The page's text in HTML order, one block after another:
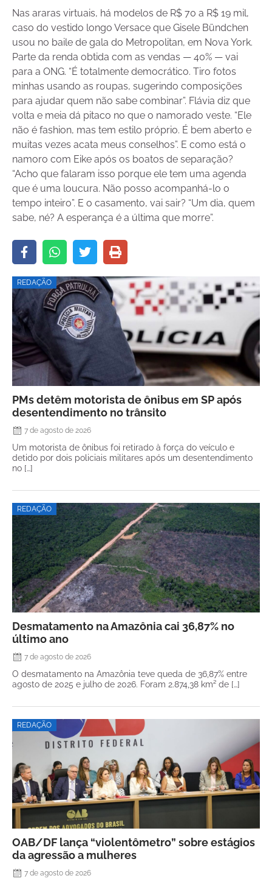
Nas araras virtuais, há modelos de R$ 70 a R$ 19 mil,
caso do vestido longo Versace que Gisele Bündchen
usou no baile de gala do Metropolitan, em Nova York.
Parte da renda obtida com as vendas — 40% — vai
para a ONG. “É totalmente democrático. Tiro fotos
minhas usando as roupas, sugerindo composições
para ajudar quem não sabe combinar”. Flávia diz que
volta e meia dá pitaco no que o namorado veste. “Ele
não é fashion, mas tem estilo próprio. É bem aberto e
muitas vezes acata meus conselhos”. E como está o
namoro com Eike após os boatos de separação?
“Acho que falaram isso porque ele tem uma agenda
que é uma loucura. Não posso acompanhá-lo o
tempo inteiro”. E o casamento, vai sair? “Um dia, quem
sabe, né? A esperança é a última que morre”.
REDAÇÃO
PMs detêm motorista de ônibus em SP após
desentendimento no trânsito
7 de agosto de 2026
Um motorista de ônibus foi retirado à força do veículo e
detido por dois policiais militares após um desentendimento
no […]
REDAÇÃO
Desmatamento na Amazônia cai 36,87% no
último ano
7 de agosto de 2026
O desmatamento na Amazônia teve queda de 36,87% entre
agosto de 2025 e julho de 2026. Foram 2.874,38 km² de […]
REDAÇÃO
OAB/DF lança “violentômetro” sobre estágios
da agressão a mulheres
7 de agosto de 2026